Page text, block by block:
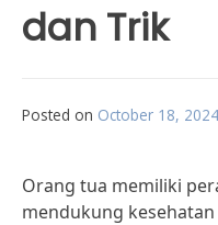
dan Trik
Posted on October 18, 2024
Orang tua memiliki
mendukung